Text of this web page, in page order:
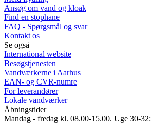
Ansøg om vand og kloak
Find en stophane
FAQ - Spørgsmål og svar
Kontakt os
Se også
International website
Besøgstjenesten
Vandværkerne i Aarhus
EAN- og CVR-numre
For leverandører
Lokale vandværker
Åbningstider
Mandag - fredag kl. 08.00-15.00. Uge 30-